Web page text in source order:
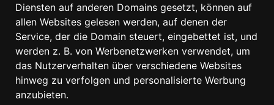
Diensten auf anderen Domains gesetzt, können auf
allen Websites gelesen werden, auf denen der
Service, der die Domain steuert, eingebettet ist, und
werden z. B. von Werbenetzwerken verwendet, um
das Nutzerverhalten über verschiedene Websites
hinweg zu verfolgen und personalisierte Werbung
anzubieten.